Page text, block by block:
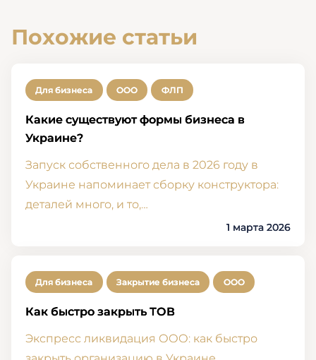
Похожие статьи
Для бизнеса ООО ФЛП
Какие существуют формы бизнеса в
Украине?
Запуск собственного дела в 2026 году в
Украине напоминает сборку конструктора:
деталей много, и то,…
1 марта 2026
Для бизнеса Закрытие бизнеса ООО
Как быстро закрыть ТОВ
Экспресс ликвидация ООО: как быстро